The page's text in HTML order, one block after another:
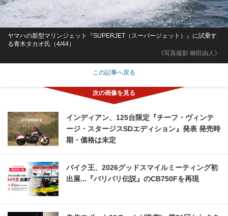
《写真撮影 柳田由人》
ヤマハの新型マリンジェット『SUPERJET（スーパージェット）』に試乗す
る青木タカオ氏（4/44）
この記事へ戻る
インディアン、125台限定『チーフ・ヴィンテ
ージ・スタージスSDエディション』発表 発売時
期・価格は未定
バイク王、2026グッドスマイルミーティング初
出展...『バリバリ伝説』のCB750Fを再現